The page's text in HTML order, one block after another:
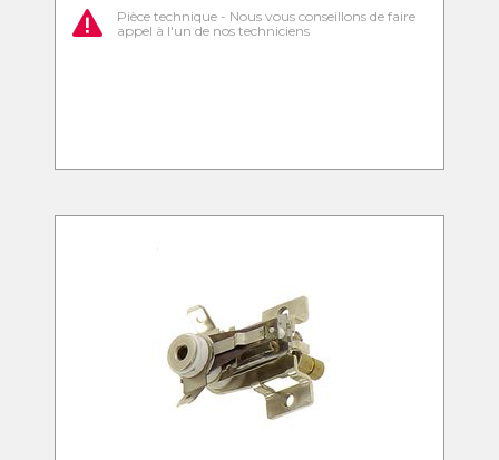
Pièce technique - Nous vous conseillons de faire
appel à l'un de nos techniciens